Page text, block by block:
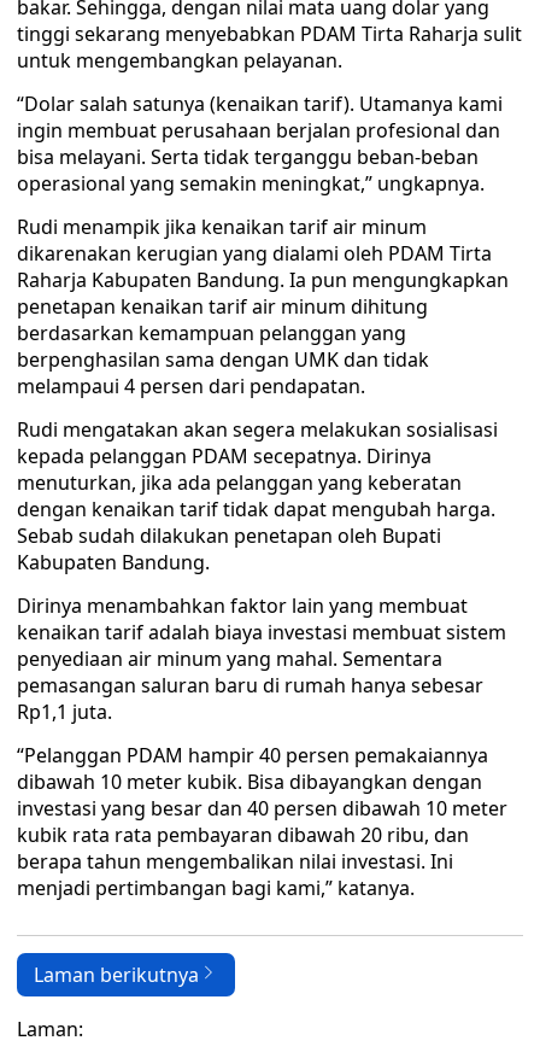
bakar. Sehingga, dengan nilai mata uang dolar yang
tinggi sekarang menyebabkan PDAM Tirta Raharja sulit
untuk mengembangkan pelayanan.
“Dolar salah satunya (kenaikan tarif). Utamanya kami
ingin membuat perusahaan berjalan profesional dan
bisa melayani. Serta tidak terganggu beban-beban
operasional yang semakin meningkat,” ungkapnya.
Rudi menampik jika kenaikan tarif air minum
dikarenakan kerugian yang dialami oleh PDAM Tirta
Raharja Kabupaten Bandung. Ia pun mengungkapkan
penetapan kenaikan tarif air minum dihitung
berdasarkan kemampuan pelanggan yang
berpenghasilan sama dengan UMK dan tidak
melampaui 4 persen dari pendapatan.
Rudi mengatakan akan segera melakukan sosialisasi
kepada pelanggan PDAM secepatnya. Dirinya
menuturkan, jika ada pelanggan yang keberatan
dengan kenaikan tarif tidak dapat mengubah harga.
Sebab sudah dilakukan penetapan oleh Bupati
Kabupaten Bandung.
Dirinya menambahkan faktor lain yang membuat
kenaikan tarif adalah biaya investasi membuat sistem
penyediaan air minum yang mahal. Sementara
pemasangan saluran baru di rumah hanya sebesar
Rp1,1 juta.
“Pelanggan PDAM hampir 40 persen pemakaiannya
dibawah 10 meter kubik. Bisa dibayangkan dengan
investasi yang besar dan 40 persen dibawah 10 meter
kubik rata rata pembayaran dibawah 20 ribu, dan
berapa tahun mengembalikan nilai investasi. Ini
menjadi pertimbangan bagi kami,” katanya.
Laman berikutnya
Laman: